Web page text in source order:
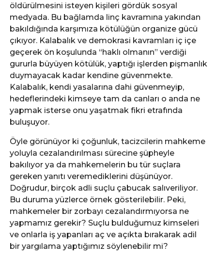
öldürülmesini isteyen kişileri gördük sosyal
medyada. Bu bağlamda linç kavramına yakından
bakıldığında karşımıza kötülüğün organize gücü
çıkıyor. Kalabalık ve demokrasi kavramları iç içe
geçerek ön koşulunda “haklı olmanın” verdiği
gururla büyüyen kötülük, yaptığı işlerden pişmanlık
duymayacak kadar kendine güvenmekte.
Kalabalık, kendi yasalarına dahi güvenmeyip,
hedeflerindeki kimseye tam da canları o anda ne
yapmak isterse onu yaşatmak fikri etrafında
buluşuyor.
Öyle görünüyor ki çoğunluk, tacizcilerin mahkeme
yoluyla cezalandırılması sürecine şüpheyle
bakılıyor ya da mahkemelerin bu tür suçlara
gereken yanıtı veremediklerini düşünüyor.
Doğrudur, birçok adli suçlu çabucak salıveriliyor.
Bu duruma yüzlerce örnek gösterilebilir. Peki,
mahkemeler bir zorbayı cezalandırmıyorsa ne
yapmamız gerekir? Suçlu bulduğumuz kimseleri
ve onlarla iş yapanları aç ve açıkta bırakarak adil
bir yargılama yaptığımız söylenebilir mi?